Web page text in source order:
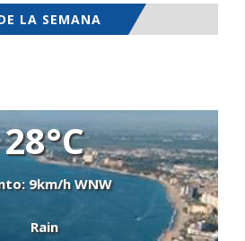
LA SEMANA
28°C
9km/h WNW
Rain